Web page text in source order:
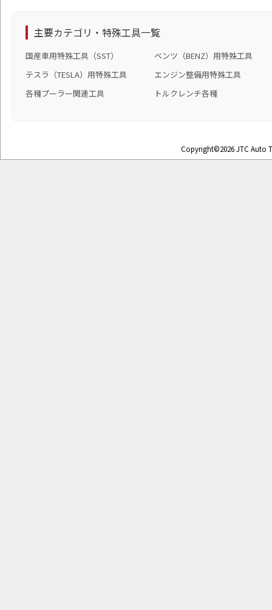
主要カテゴリ・特殊工具一覧
国産車用特殊工具（SST）
ベンツ（BENZ）用特殊工具
テスラ（TESLA）用特殊工具
エンジン整備用特殊工具
各種プーラー関連工具
トルクレンチ各種
Copyright©2026 JTC Auto